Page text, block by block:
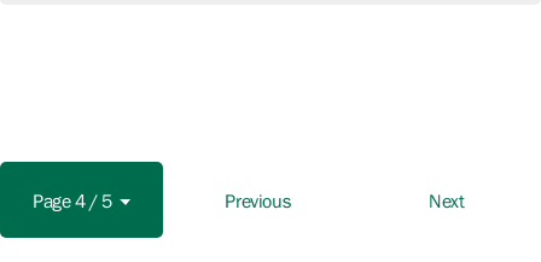
Page 4 / 5 Previous Next